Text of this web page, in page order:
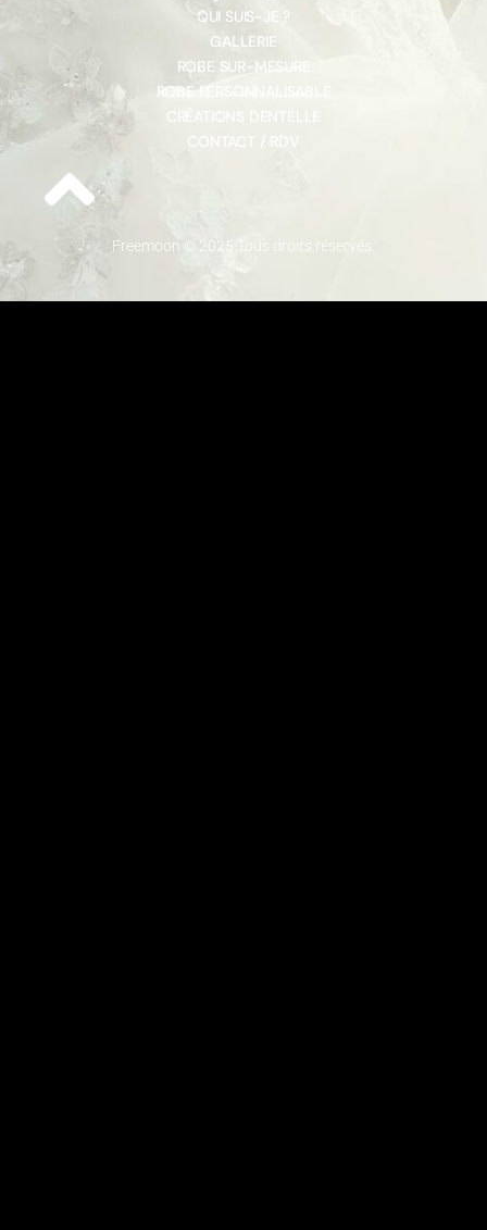
Freemoon © 2025 Tous droits réservés.
QUI SUIS-JE ?
GALLERIE
ROBE SUR-MESURE
ROBE PERSONNALISABLE
CRÉATIONS DENTELLE
CONTACT / RDV